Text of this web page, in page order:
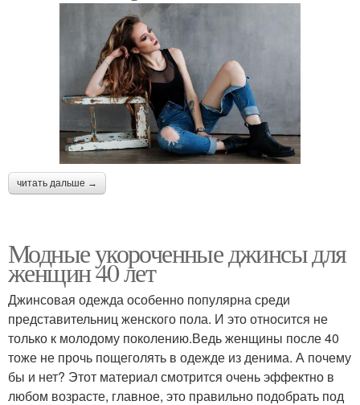
читать дальше →
Модные укороченные джинсы для
женщин 40 лет
Джинсовая одежда особенно популярна среди
представительниц женского пола. И это относится не
только к молодому поколению.Ведь женщины после 40
тоже не прочь пощеголять в одежде из денима. А почему
бы и нет? Этот материал смотрится очень эффектно в
любом возрасте, главное, это правильно подобрать под